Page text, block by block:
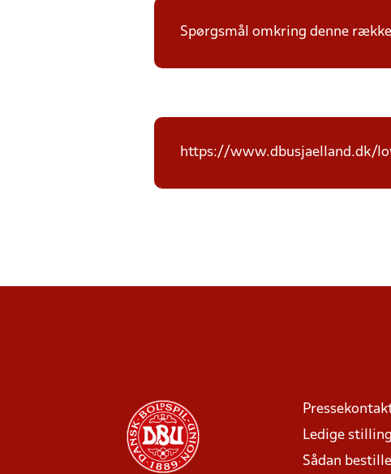
Spørgsmål omkring denne
https://www.dbusjaelland.dk/
Ledige
Sådan